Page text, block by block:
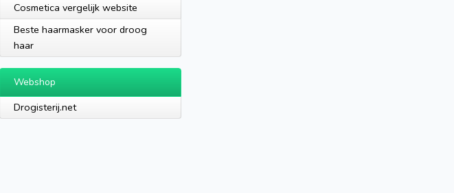
Cosmetica vergelijk website
Beste haarmasker voor droog
haar
Webshop
Drogisterij.net